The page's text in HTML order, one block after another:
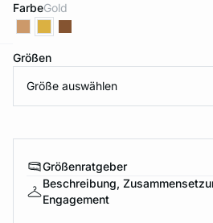
Farbe gold
Größen
Größe auswählen
Größenratgeber
Beschreibung,
Engagement